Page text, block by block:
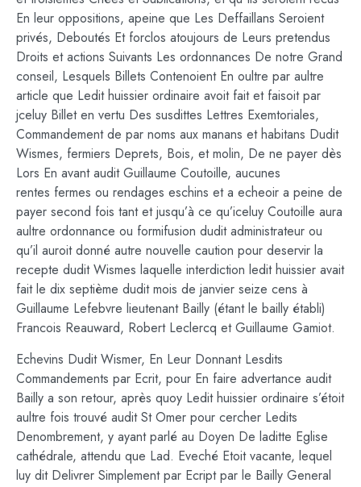
En leur oppositions, apeine que Les Deffaillans Seroient
privés, Deboutés Et forclos atoujours de Leurs pretendus
Droits et actions Suivants Les ordonnances De notre Grand
conseil, Lesquels Billets Contenoient En oultre par aultre
article que Ledit huissier ordinaire avoit fait et faisoit par
jceluy Billet en vertu Des susdittes Lettres Exemtoriales,
Commandement de par noms aux manans et habitans Dudit
Wismes, fermiers Deprets, Bois, et molin, De ne payer dès
Lors En avant audit Guillaume Coutoille, aucunes
rentes fermes ou rendages eschins et a echeoir a peine de
payer second fois tant et jusqu’à ce qu’iceluy Coutoille aura
aultre ordonnance ou formifusion dudit administrateur ou
qu’il auroit donné autre nouvelle caution pour deservir la
recepte dudit Wismes laquelle interdiction ledit huissier avait
fait le dix septième dudit mois de janvier seize cens à
Guillaume Lefebvre lieutenant Bailly (étant le bailly établi)
Francois Reauward, Robert Leclercq et Guillaume Gamiot.
Echevins Dudit Wismer, En Leur Donnant Lesdits
Commandements par Ecrit, pour En faire advertance audit
Bailly a son retour, après quoy Ledit huissier ordinaire s’étoit
aultre fois trouvé audit St Omer pour cercher Ledits
Denombrement, y ayant parlé au Doyen De laditte Eglise
cathédrale, attendu que Lad. Eveché Etoit vacante, lequel
luy dit Delivrer Simplement par Ecript par le Bailly General